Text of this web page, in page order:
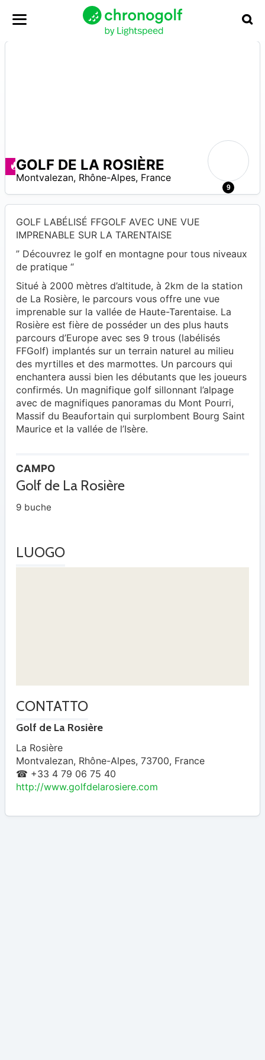
Offerte disponibili
9
GOLF DE LA ROSIÈRE
Montvalezan, Rhône-Alpes, France
GOLF LABÉLISÉ FFGOLF AVEC UNE VUE
IMPRENABLE SUR LA TARENTAISE
” Découvrez le golf en montagne pour tous niveaux
de pratique “
Situé à 2000 mètres d’altitude, à 2km de la station
de La Rosière, le parcours vous offre une vue
imprenable sur la vallée de Haute-Tarentaise. La
Rosière est fière de posséder un des plus hauts
parcours d’Europe avec ses 9 trous (labélisés
FFGolf) implantés sur un terrain naturel au milieu
des myrtilles et des marmottes. Un parcours qui
enchantera aussi bien les débutants que les joueurs
confirmés. Un magnifique golf sillonnant l’alpage
avec de magnifiques panoramas du Mont Pourri,
Massif du Beaufortain qui surplombent Bourg Saint
Maurice et la vallée de l’Isère.
CAMPO
Golf de La Rosière
9 buche
LUOGO
CONTATTO
Golf de La Rosière
La Rosière
Montvalezan, Rhône-Alpes, 73700, France
☎ +33 4 79 06 75 40
http://www.golfdelarosiere.com